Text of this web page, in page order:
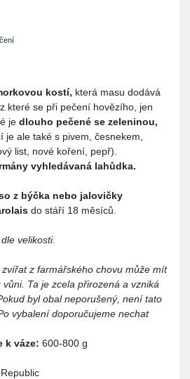
kostí, která masu dodává
které se při pečení hovězího, jen
je dlouho pečené se zeleninou,
je ale také s pivem, česnekem,
list, nové koření, pepř).
vyhledávaná lahůdka.
z býčka nebo jalovičky
do stáří 18 měsíců.
velikosti.
z farmářského chovu může mít
Ta je zcela přirozená a vzniká
byl obal neporušený, není tato
vybalení doporučujeme nechat
k váze: 600-800 g